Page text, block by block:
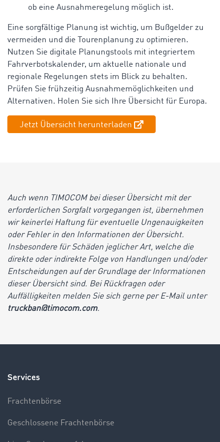
ob eine Ausnahmeregelung möglich ist.
Eine sorgfältige Planung ist wichtig, um Bußgelder zu
vermeiden und die Tourenplanung zu optimieren.
Nutzen Sie digitale Planungstools mit integriertem
Fahrverbotskalender, um aktuelle nationale und
regionale Regelungen stets im Blick zu behalten.
Prüfen Sie frühzeitig Ausnahmemöglichkeiten und
Alternativen. Holen Sie sich Ihre Übersicht für Europa.
Jetzt Übersicht herunterladen
Auch wenn TIMOCOM bei dieser Übersicht mit der
erforderlichen Sorgfalt vorgegangen ist, übernehmen
wir keinerlei Haftung für eventuelle Ungenauigkeiten
oder Fehler in den Informationen der Übersicht.
Insbesondere für Schäden jeglicher Art, welche die
direkte oder indirekte Folge von Handlungen und/oder
Entscheidungen auf der Grundlage der Informationen
dieser Übersicht sind. Bei Rückfragen oder
Auffälligkeiten melden Sie sich gerne per E-Mail unter
truckban@timocom.com.
Services
Frachtenbörse
Geschlossene Frachtenbörse